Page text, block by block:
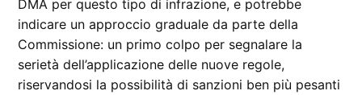
DMA per questo tipo di infrazione, e potrebbe
indicare un approccio graduale da parte della
Commissione: un primo colpo per segnalare la
serietà dell’applicazione delle nuove regole,
riservandosi la possibilità di sanzioni ben più pesanti